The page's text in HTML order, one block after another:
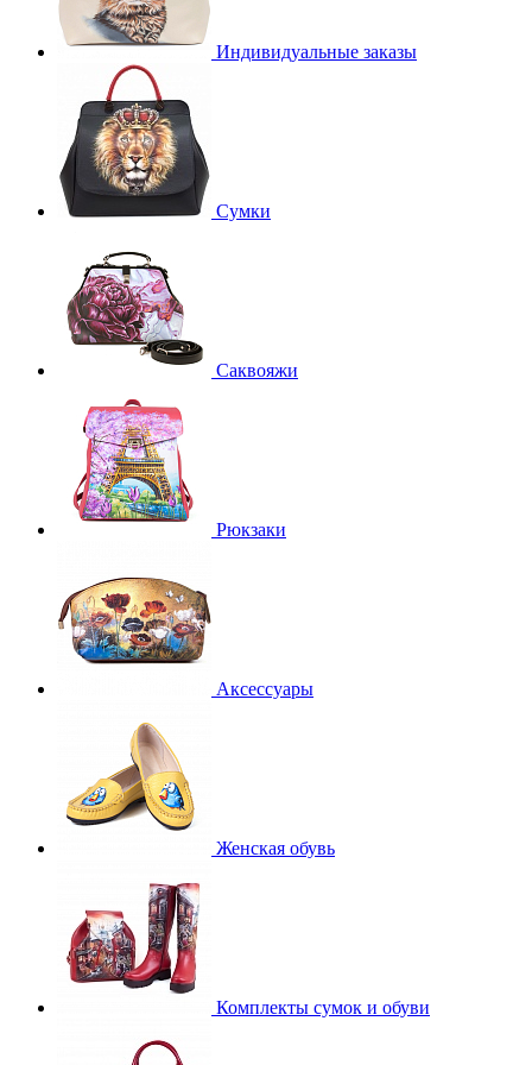
Индивидуальные заказы
Сумки
Саквояжи
Рюкзаки
Аксессуары
Женская обувь
Комплекты сумок и обуви